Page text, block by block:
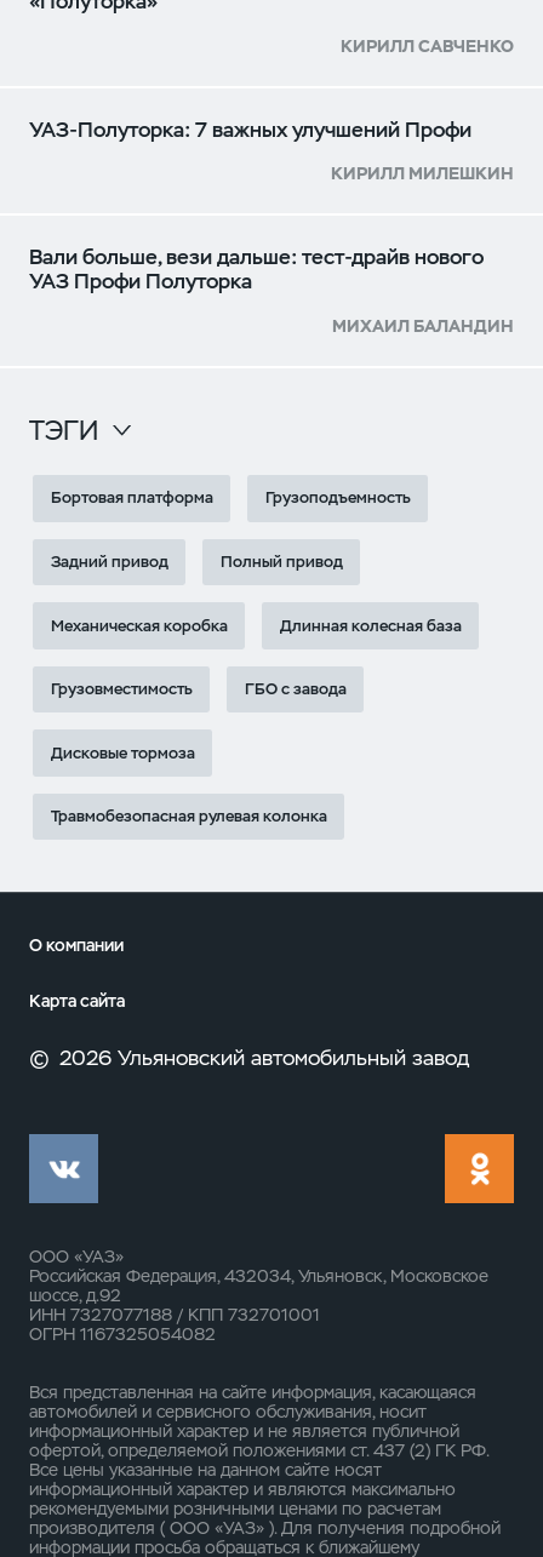
КИРИЛЛ САВЧЕНКО
УАЗ-Полуторка: 7 важных улучшений Профи
КИРИЛЛ МИЛЕШКИН
Вали больше, вези дальше: тест-драйв нового
УАЗ Профи Полуторка
МИХАИЛ БАЛАНДИН
ТЭГИ
Бортовая платформа Грузоподъемность
Задний привод Полный привод
Механическая коробка Длинная колесная база
Грузовместимость ГБО с завода
Дисковые тормоза
Травмобезопасная рулевая колонка
О компании
Карта сайта
© 2026 Ульяновский автомобильный завод
ООО «УАЗ»
Российская Федерация, 432034, Ульяновск, Московское
шоссе, д.92
ИНН 7327077188 / КПП 732701001
ОГРН 1167325054082
Вся представленная на сайте информация, касающаяся
автомобилей и сервисного обслуживания, носит
информационный характер и не является публичной
офертой, определяемой положениями ст. 437 (2) ГК РФ.
Все цены указанные на данном сайте носят
информационный характер и являются максимально
рекомендуемыми розничными ценами по расчетам
производителя ( ООО «УАЗ» ). Для получения подробной
информации просьба обращаться к ближайшему